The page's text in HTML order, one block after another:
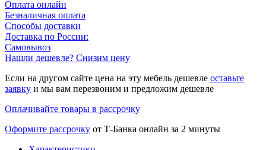
Оплата онлайн
Безналичная оплата
Способы доставки
Доставка по России:
Самовывоз
Нашли дешевле? Снизим цену
Если на другом сайте цена на эту мебель дешевле оставьте
заявку и мы вам перезвоним и предложим дешевле
Оплачивайте товары в рассрочку
Оформите рассрочку от Т-Банка онлайн за 2 минуты